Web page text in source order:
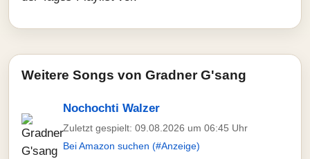
Weitere Songs von Gradner G'sang
Nochochti Walzer
Zuletzt gespielt: 09.08.2026 um 06:45 Uhr
Bei Amazon suchen (#Anzeige)